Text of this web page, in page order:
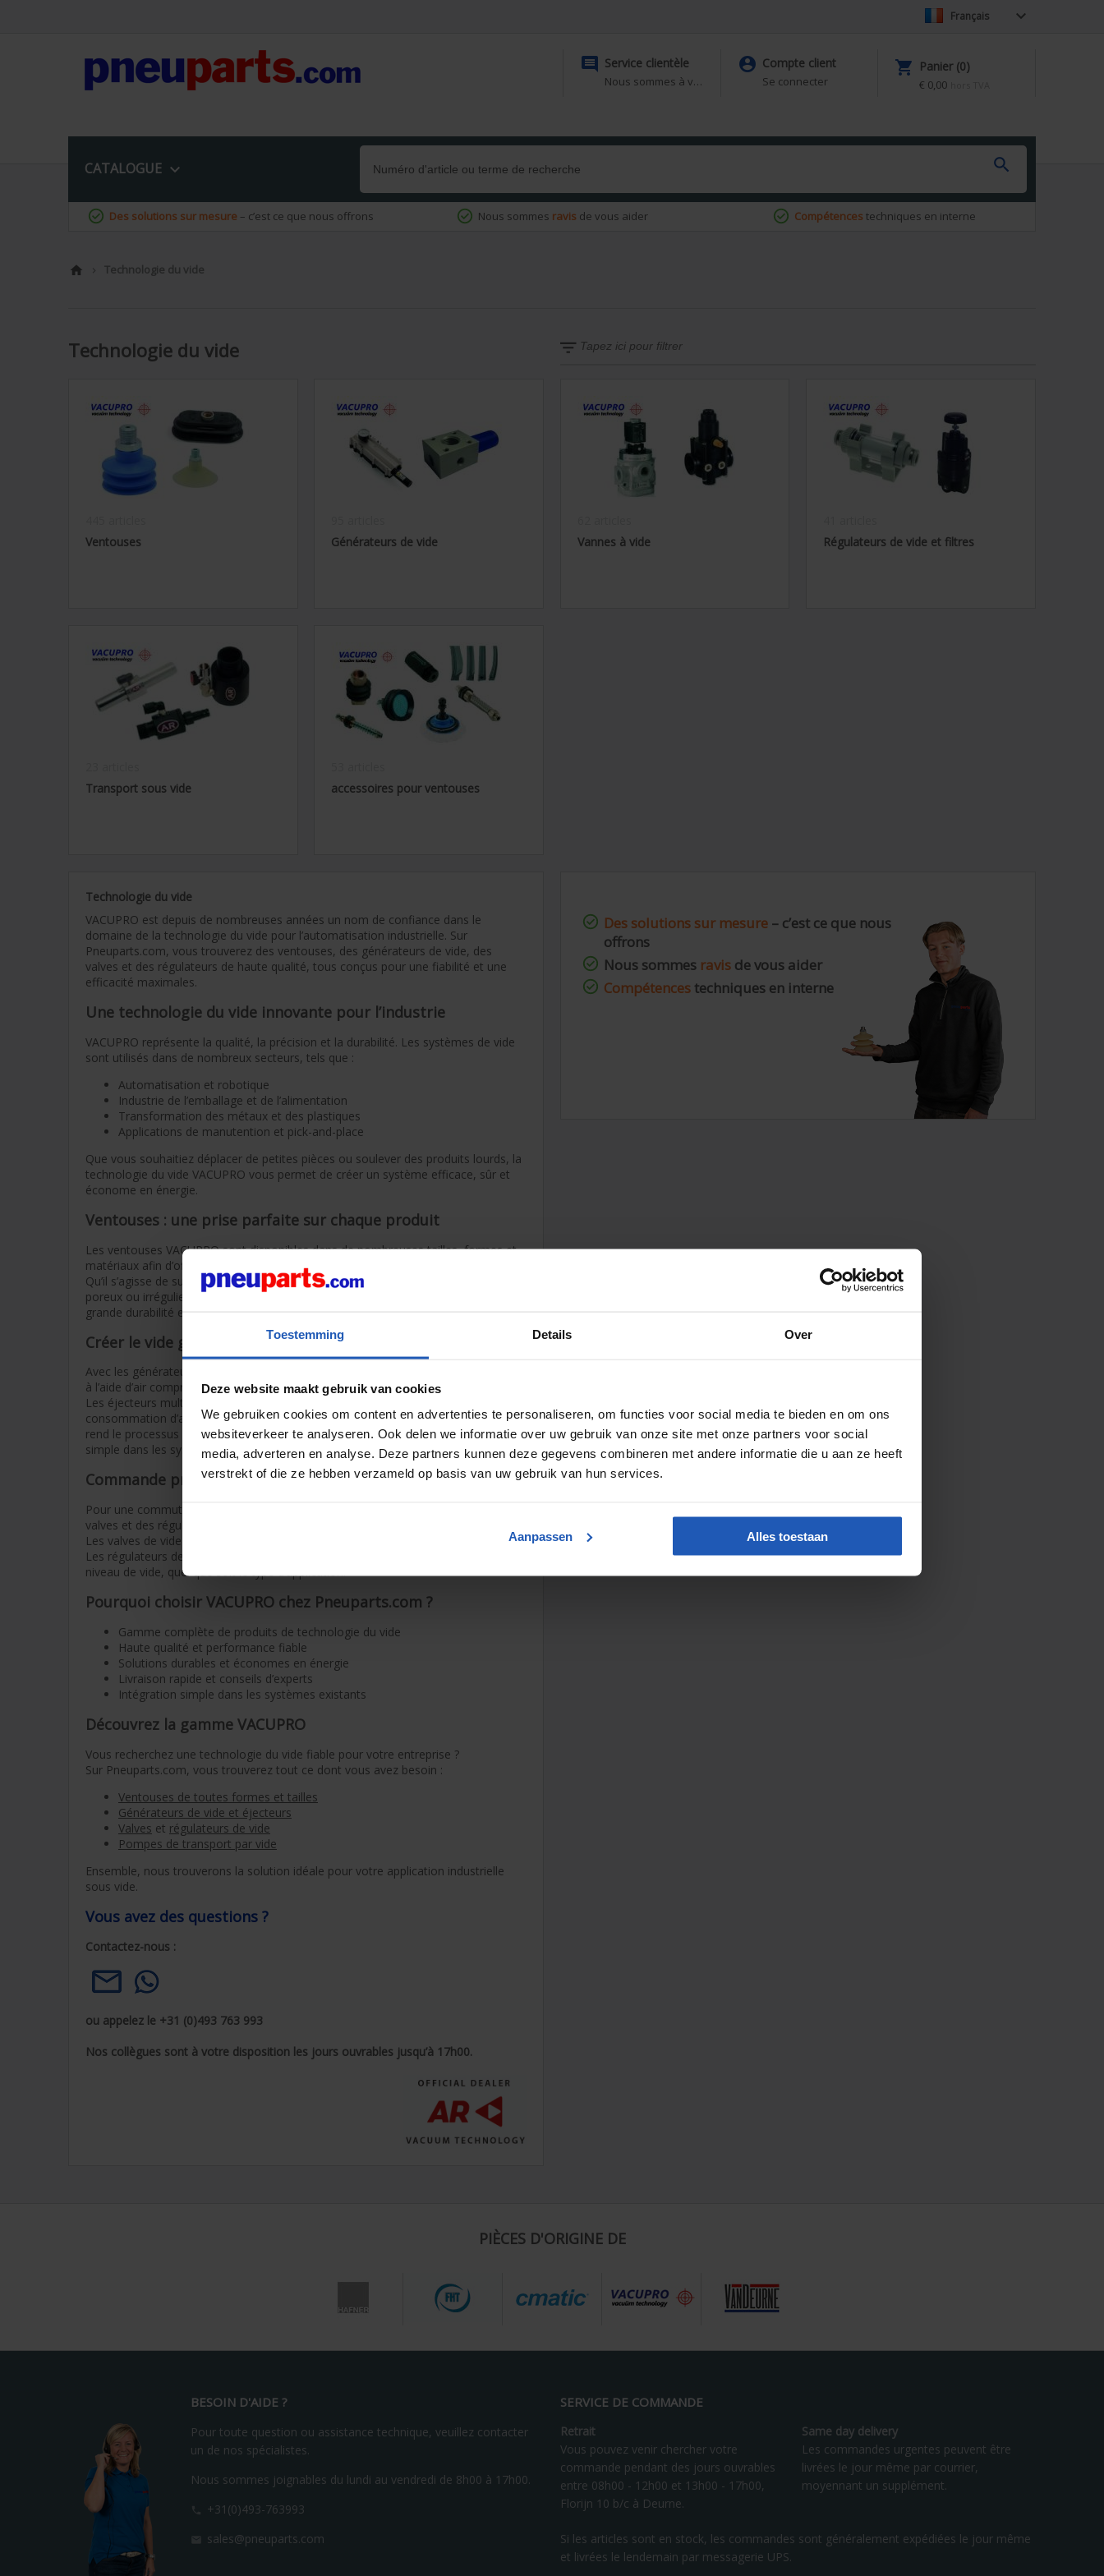
Toestemming Details Over
Deze website maakt gebruik van cookies
We gebruiken cookies om content en advertenties te personaliseren, om functies voor social media te bieden en om ons
websiteverkeer te analyseren. Ook delen we informatie over uw gebruik van onze site met onze partners voor social
media, adverteren en analyse. Deze partners kunnen deze gegevens combineren met andere informatie die u aan ze heeft
verstrekt of die ze hebben verzameld op basis van uw gebruik van hun services.
Aanpassen Alles toestaan
Français 
 Service clientèle
Nous sommes à votre disposition
 Compte client
Se connecter
 Panier (0)
€ 0,00
CATALOGUE  
Des solutions sur mesure– c’est ce que nous offrons Nous sommes ravis de vous aider Compétences techniques en interne
  Technologie du vide
Technologie du vide
Ventouses
Générateurs de vide
Vannes à vide
Régulateurs de vide et filtres
Transport sous vide
accessoires pour ventouses
Technologie du vide
VACUPRO est depuis de nombreuses années un nom de confiance dans le
domaine de la technologie du vide pour l’automatisation industrielle. Sur
Pneuparts.com, vous trouverez des ventouses, des générateurs de vide, des
valves et des régulateurs de haute qualité, tous conçus pour une fiabilité et une
efficacité maximales.
Une technologie du vide innovante pour l’industrie
VACUPRO représente la qualité, la précision et la durabilité. Les systèmes de vide
sont utilisés dans de nombreux secteurs, tels que :
Automatisation et robotique
Industrie de l’emballage et de l’alimentation
Transformation des métaux et des plastiques
Applications de manutention et pick-and-place
Que vous souhaitiez déplacer de petites pièces ou soulever des produits lourds, la
technologie du vide VACUPRO vous permet de créer un système efficace, sûr et
économe en énergie.
Ventouses : une prise parfaite sur chaque produit
Les ventouses VACUPRO sont disponibles dans de nombreuses tailles, formes et
matériaux afin d’offrir la solution de préhension idéale pour chaque application.
Qu’il s’agisse de surfaces lisses comme le verre ou le métal, ou de matériaux
poreux ou irréguliers, nos ventouses garantissent une adhérence optimale, une
grande durabilité et d’excellentes performances.
Créer le vide grâce à l’air comprimé
Avec les générateurs de vide (ou éjecteurs), vous créez facilement un vide puissant
à l’aide d’air comprimé.
Les éjecteurs multistades assurent un niveau de vide élevé avec une
consommation d’air comprimé minimale, ce qui réduit les coûts d’exploitation et
rend le processus plus durable. Leur conception modulaire permet une intégration
simple dans les systèmes pneumatiques existants.
Commande précise avec valves et régulateurs
Pour une commutation et un contrôle fiables du vide, VACUPRO propose des
valves et des régulateurs de qualité supérieure.
Les valves de vide assurent une régulation rapide et précise du flux d’air.
Les régulateurs de vide permettent de régler et de maintenir très facilement le
niveau de vide, quel que soit le type d’application.
Pourquoi choisir VACUPRO chez Pneuparts.com ?
Gamme complète de produits de technologie du vide
Haute qualité et performance fiable
Solutions durables et économes en énergie
Livraison rapide et conseils d’experts
Intégration simple dans les systèmes existants
Découvrez la gamme VACUPRO
Vous recherchez une technologie du vide fiable pour votre entreprise ?
Sur Pneuparts.com, vous trouverez tout ce dont vous avez besoin :
Ventouses de toutes formes et tailles
Générateurs de vide et éjecteurs
Valves et régulateurs de vide
Pompes de transport par vide
Ensemble, nous trouverons la solution idéale pour votre application industrielle
sous vide.
Vous avez des questions ?
Contactez-nous :
ou appelez le +31 (0)493 763 993
Nos collègues sont à votre disposition les jours ouvrables jusqu’à 17h00.
Des solutions sur mesure– c’est ce que nous
offrons
Nous sommes ravisde vous aider
Compétencestechniques en interne
PIÈCES D'ORIGINE DE
BESOIN D'AIDE ?
Pour toute question ou assistance technique, veuillez contacter
un de nos spécialistes.
Nous sommes joignables du lundi au vendredi de 8h00 à 17h00.
+31(0)493-763993
sales@pneuparts.com
SERVICE DE COMMANDE
Retrait
Vous pouvez venir chercher votre
commande pendant des jours ouvrables
entre 08h00 - 12h00 et 13h00 - 17h00,
Florijn 10 b/c à Deurne.
Same day delivery
Les commandes urgentes peuvent être
livrées le jour même par courrier,
moyennant un supplément.
Si les articles sont en stock, les commandes sont généralement expédiées le jour même
et livrées le lendemain par messagerie UPS.